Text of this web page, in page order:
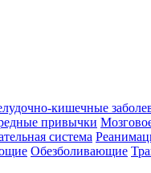
кишечные
привычки
система
Обезболивающие